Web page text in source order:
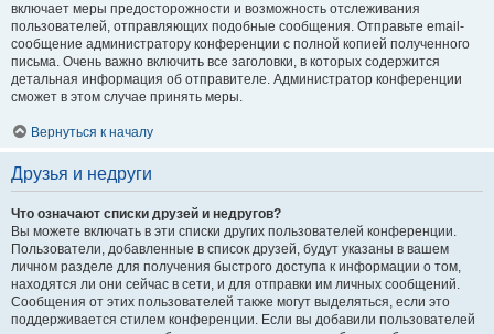
включает меры предосторожности и возможность отслеживания
пользователей, отправляющих подобные сообщения. Отправьте email-
сообщение администратору конференции с полной копией полученного
письма. Очень важно включить все заголовки, в которых содержится
детальная информация об отправителе. Администратор конференции
сможет в этом случае принять меры.
Вернуться к началу
Друзья и недруги
Что означают списки друзей и недругов?
Вы можете включать в эти списки других пользователей конференции.
Пользователи, добавленные в список друзей, будут указаны в вашем
личном разделе для получения быстрого доступа к информации о том,
находятся ли они сейчас в сети, и для отправки им личных сообщений.
Сообщения от этих пользователей также могут выделяться, если это
поддерживается стилем конференции. Если вы добавили пользователей